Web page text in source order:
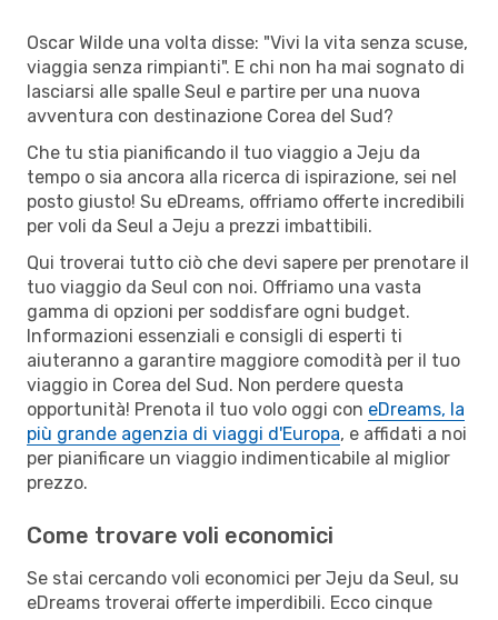
Oscar Wilde una volta disse: "Vivi la vita senza scuse,
viaggia senza rimpianti". E chi non ha mai sognato di
lasciarsi alle spalle Seul e partire per una nuova
avventura con destinazione Corea del Sud?
Che tu stia pianificando il tuo viaggio a Jeju da
tempo o sia ancora alla ricerca di ispirazione, sei nel
posto giusto! Su eDreams, offriamo offerte incredibili
per voli da Seul a Jeju a prezzi imbattibili.
Qui troverai tutto ciò che devi sapere per prenotare il
tuo viaggio da Seul con noi. Offriamo una vasta
gamma di opzioni per soddisfare ogni budget.
Informazioni essenziali e consigli di esperti ti
aiuteranno a garantire maggiore comodità per il tuo
viaggio in Corea del Sud. Non perdere questa
opportunità! Prenota il tuo volo oggi con eDreams, la
più grande agenzia di viaggi d'Europa, e affidati a noi
per pianificare un viaggio indimenticabile al miglior
prezzo.
Come trovare voli economici
Se stai cercando voli economici per Jeju da Seul, su
eDreams troverai offerte imperdibili. Ecco cinque